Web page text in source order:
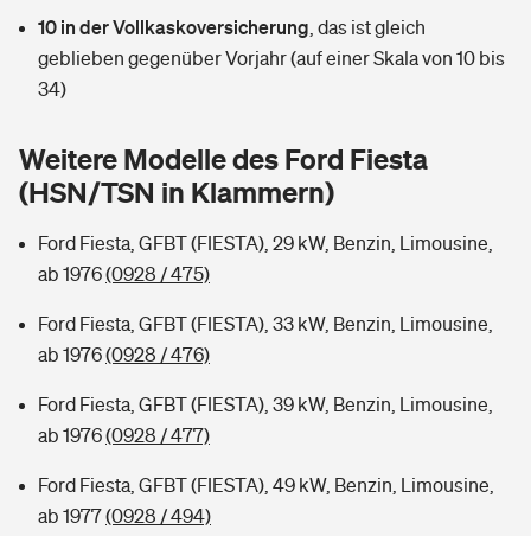
Tools
Hochwasser-Check: Wie gefährdet ist Ihr Haus?
Sie haben Fragen?
Handyversicherung
Private Cyberversicherung
Zur Übersicht
Kinderunfall-Check: Mehr Sicherheit für deine Kids
Typklassen: So ist Ihr Auto eingestuft
Wer versichert was: Jetzt Versicherer finden
Rentenrechner: Wie viel Geld bekomme ich im Alter?
10 in der Vollkaskoversicherung das ist gleich
geblieben gegenüber Vorjahr (auf einer Skala von 10 bis
34)
Weitere Modelle des Ford Fiesta
(HSN/TSN in Klammern)
Ford Fiesta, GFBT (FIESTA), 29 kW, Benzin, Limousine,
ab 1976(0928 / 475)
Ford Fiesta, GFBT (FIESTA), 33 kW, Benzin, Limousine,
ab 1976(0928 / 476)
Ford Fiesta, GFBT (FIESTA), 39 kW, Benzin, Limousine,
ab 1976(0928 / 477)
Ford Fiesta, GFBT (FIESTA), 49 kW, Benzin, Limousine,
ab 1977(0928 / 494)